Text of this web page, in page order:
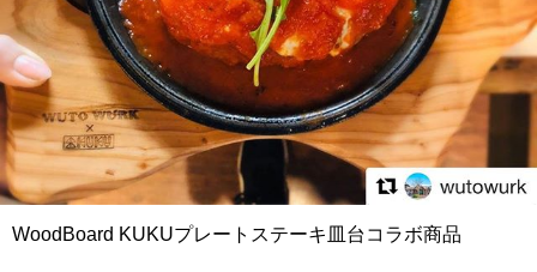
WoodBoard KUKUプレートステーキ皿台コラボ商品